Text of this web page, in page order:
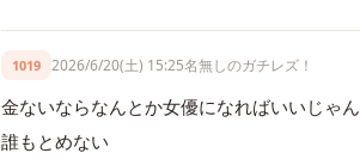
1019 2026/6/20(土) 15:25名無しのガチレズ！
金ないならなんとか女優になればいいじゃん
誰もとめない